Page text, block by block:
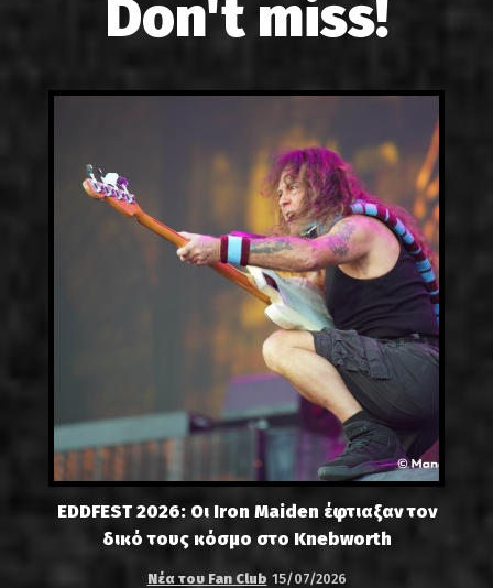
Don't miss!
EDDFEST 2026: Οι Iron Maiden έφτιαξαν τον
δικό τους κόσμο στο Knebworth
Νέα του Fan Club 15/07/2026